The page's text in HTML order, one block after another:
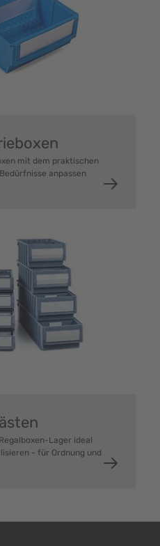
mit dem praktischen
anpassen
Lager ideal
- für Ordnung und